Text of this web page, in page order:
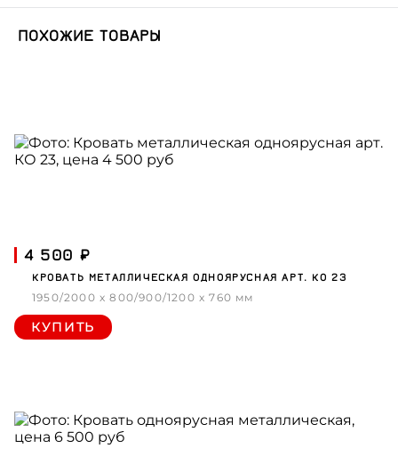
ПОХОЖИЕ ТОВАРЫ
4 500 ₽
КРОВАТЬ МЕТАЛЛИЧЕСКАЯ ОДНОЯРУСНАЯ АРТ. КО 23
1950/2000 x 800/900/1200 x 760 мм
КУПИТЬ